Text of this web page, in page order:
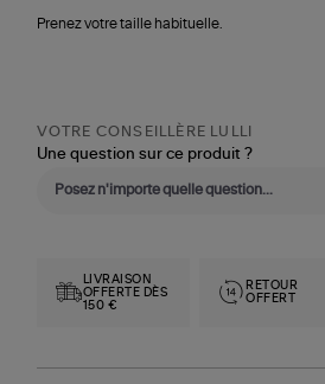
Prenez votre taille habituelle.
VOTRE CONSEILLÈRE LULLI
Une question sur ce produit ?
LIVRAISON
OFFERTE DÈS
150 €
RETOUR
OFFERT